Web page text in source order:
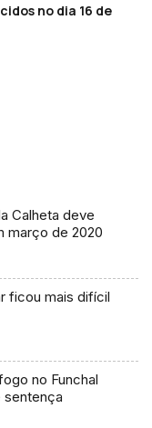
no dia 16 de
Calheta deve
março de 2020
ficou mais difícil
no Funchal
sentença